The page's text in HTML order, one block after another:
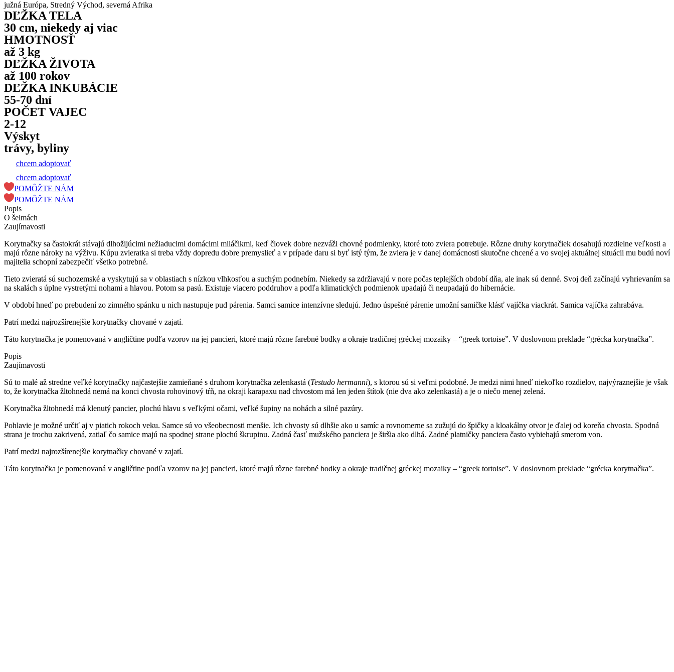
južná Európa, Stredný Východ, severná Afrika
DĽŽKA TELA
30 cm, niekedy aj viac
HMOTNOSŤ
až 3 kg
DĽŽKA ŽIVOTA
až 100 rokov
DĽŽKA INKUBÁCIE
55-70 dní
POČET VAJEC
2-12
Výskyt
trávy, byliny
chcem adoptovať
chcem adoptovať
POMÔŽTE NÁM
POMÔŽTE NÁM
Popis
O šelmách
Zaujímavosti
Korytnačky sa častokrát stávajú dlhožijúcimi nežiaducimi domácimi miláčikmi, keď človek dobre nezváži chovné podmienky, ktoré toto zviera potrebuje. Rôzne druhy korytnačiek dosahujú rozdielne veľkosti a
majú rôzne nároky na výživu. Kúpu zvieratka si treba vždy dopredu dobre premyslieť a v prípade daru si byť istý tým, že zviera je v danej domácnosti skutočne chcené a vo svojej aktuálnej situácii mu budú noví
majitelia schopní zabezpečiť všetko potrebné.
Tieto zvieratá sú suchozemské a vyskytujú sa v oblastiach s nízkou vlhkosťou a suchým podnebím. Niekedy sa zdržiavajú v nore počas teplejších období dňa, ale inak sú denné. Svoj deň začínajú vyhrievaním sa
na skalách s úplne vystretými nohami a hlavou. Potom sa pasú. Existuje viacero poddruhov a podľa klimatických podmienok upadajú či neupadajú do hibernácie.
V období hneď po prebudení zo zimného spánku u nich nastupuje pud párenia. Samci samice intenzívne sledujú. Jedno úspešné párenie umožní samičke klásť vajíčka viackrát. Samica vajíčka zahrabáva.
Patrí medzi najrozšírenejšie korytnačky chované v zajatí.
Táto korytnačka je pomenovaná v angličtine podľa vzorov na jej pancieri, ktoré majú rôzne farebné bodky a okraje tradičnej gréckej mozaiky – “greek tortoise”. V doslovnom preklade “grécka korytnačka”.
Popis
Zaujímavosti
Sú to malé až stredne veľké korytnačky najčastejšie zamieňané s druhom korytnačka zelenkastá (Testudo hermanni), s ktorou sú si veľmi podobné. Je medzi nimi hneď niekoľko rozdielov, najvýraznejšie je však
to, že korytnačka žltohnedá nemá na konci chvosta rohovinový tŕň, na okraji karapaxu nad chvostom má len jeden štítok (nie dva ako zelenkastá) a je o niečo menej zelená.
Korytnačka žltohnedá má klenutý pancier, plochú hlavu s veľkými očami, veľké šupiny na nohách a silné pazúry.
Pohlavie je možné určiť aj v piatich rokoch veku. Samce sú vo všeobecnosti menšie. Ich chvosty sú dlhšie ako u samíc a rovnomerne sa zužujú do špičky a kloakálny otvor je ďalej od koreňa chvosta. Spodná
strana je trochu zakrivená, zatiaľ čo samice majú na spodnej strane plochú škrupinu. Zadná časť mužského panciera je širšia ako dlhá. Zadné platničky panciera často vybiehajú smerom von.
Patrí medzi najrozšírenejšie korytnačky chované v zajatí.
Táto korytnačka je pomenovaná v angličtine podľa vzorov na jej pancieri, ktoré majú rôzne farebné bodky a okraje tradičnej gréckej mozaiky – “greek tortoise”. V doslovnom preklade “grécka korytnačka”.